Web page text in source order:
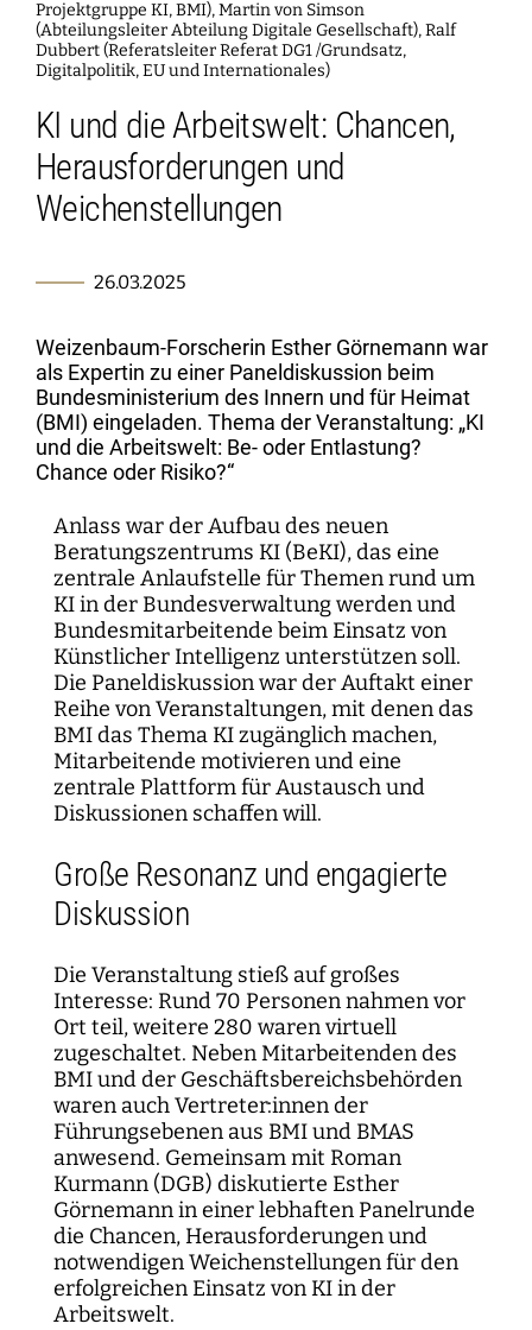
Propaganda
Dynamiken der digitalen Mobilisierung
Lokale digitale Öffentlichkeiten
Digitalisierung und Öffnung der Wissenschaft
Bildung für die digitale Welt
Normsetzung und Entscheidungsverfahren
Digitalisierung und vernetzte Sicherheit
Prozesse
Technik, Macht und Herrschaft
WEIZENBAUM DIGITAL SCIENCE CENTER
Metaforschung
Forschungssynthesen
Weizenbaum Panel
Methodenlab
FORSCHENDE
Forschende
Principal Investigators
WEITERE SEITEN
Forschungsprojekte
Weizenbaum-Podcasts
Zusammenhalt in der vernetzten Gesellschaft
Pizza und...
Policy Roundtables
Jahresberichte
Weizenbaum Library
Open-Access-Publikationsfonds
Weizenbaum-Filmnacht
DigiMeet
Institut
Principal Investigators
Institutsrat
Kuratorium
Beirat
Netzwerk
Transfer und Dialog
Personal
Finanzen
Karriereförderung
Stellenangebote
Fellowships
Presse
Projektgruppe KI, BMI), Martin von Simson
(Abteilungsleiter Abteilung Digitale Gesellschaft), Ralf
Dubbert (Referatsleiter Referat DG1 /Grundsatz,
Digitalpolitik, EU und Internationales)
KI und die Arbeitswelt: Chancen,
Herausforderungen und
Weichenstellungen
26.03.2025
Weizenbaum-Forscherin Esther Görnemann war
als Expertin zu einer Paneldiskussion beim
Bundesministerium des Innern und für Heimat
(BMI) eingeladen. Thema der Veranstaltung: „KI
und die Arbeitswelt: Be- oder Entlastung?
Chance oder Risiko?“
Anlass war der Aufbau des neuen
Beratungszentrums KI (BeKI), das eine
zentrale Anlaufstelle für Themen rund um
KI in der Bundesverwaltung werden und
Bundesmitarbeitende beim Einsatz von
Künstlicher Intelligenz unterstützen soll.
Die Paneldiskussion war der Auftakt einer
Reihe von Veranstaltungen, mit denen das
BMI das Thema KI zugänglich machen,
Mitarbeitende motivieren und eine
zentrale Plattform für Austausch und
Diskussionen schaffen will.
Große Resonanz und engagierte
Diskussion
Die Veranstaltung stieß auf großes
Interesse: Rund 70 Personen nahmen vor
Ort teil, weitere 280 waren virtuell
zugeschaltet. Neben Mitarbeitenden des
BMI und der Geschäftsbereichsbehörden
waren auch Vertreter:innen der
Führungsebenen aus BMI und BMAS
anwesend. Gemeinsam mit Roman
Kurmann (DGB) diskutierte Esther
Görnemann in einer lebhaften Panelrunde
die Chancen, Herausforderungen und
notwendigen Weichenstellungen für den
erfolgreichen Einsatz von KI in der
Arbeitswelt.